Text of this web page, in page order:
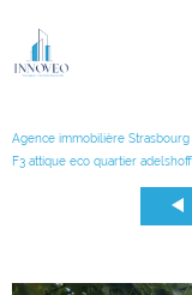
Agence immobilière Strasbourg
F3 attique eco quartier